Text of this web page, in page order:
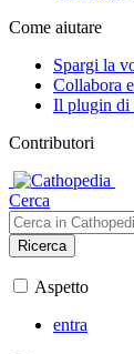
Come aiutare
Spargi la
Collabora
Il plugin di
Contributori
Cerca
Ricerca
Aspetto
entra